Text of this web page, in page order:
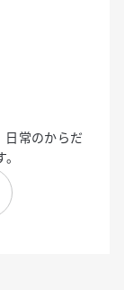
日常のからだ